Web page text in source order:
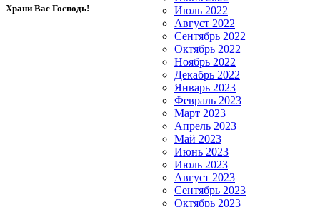
Июль 2022
Август 2022
Сентябрь 2022
Октябрь 2022
Ноябрь 2022
Декабрь 2022
Январь 2023
Февраль 2023
Март 2023
Апрель 2023
Май 2023
Июнь 2023
Июль 2023
Август 2023
Сентябрь 2023
Октябрь 2023
Храни Вас Господь!